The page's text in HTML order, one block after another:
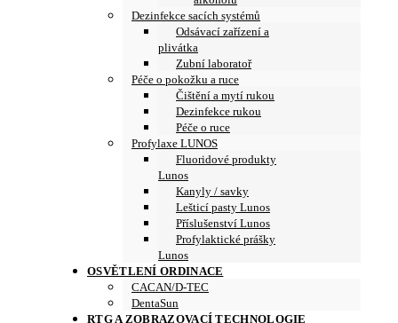
Dezinfekce sacích systémů
Odsávací zařízení a
plivátka
Zubní laboratoř
Péče o pokožku a ruce
Čištění a mytí rukou
Dezinfekce rukou
Péče o ruce
Profylaxe LUNOS
Fluoridové produkty
Lunos
Kanyly / savky
Lešticí pasty Lunos
Příslušenství Lunos
Profylaktické prášky
Lunos
OSVĚTLENÍ ORDINACE
CACAN/D-TEC
DentaSun
RTG A ZOBRAZOVACÍ TECHNOLOGIE